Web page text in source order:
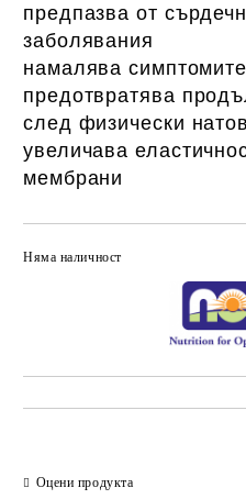
предпазва от
заболявания
намалява
предотвратява
след физически
увеличава
мембрани
Няма наличност
Оцени продукта